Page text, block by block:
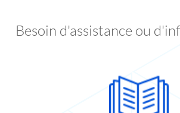
Besoin d'assistance ou